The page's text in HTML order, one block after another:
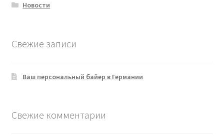
Новости
Свежие записи
Ваш персональный байер в Германии
Свежие комментарии